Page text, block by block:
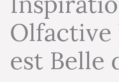
Olfactive
est Belle
Vie
est
Belle
de
L.